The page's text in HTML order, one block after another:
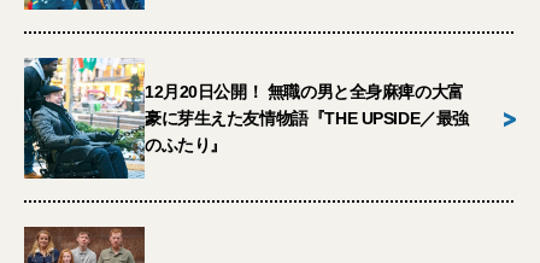
12月20日公開！ 無職の男と全身麻痺の大富
豪に芽生えた友情物語『THE UPSIDE／最強
のふたり』
>